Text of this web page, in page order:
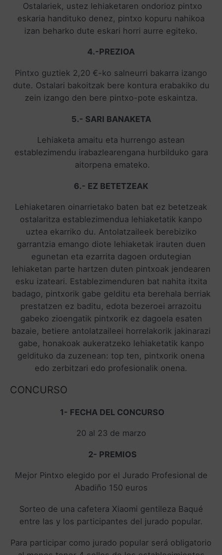
Ostalariek, ustez lehiaketaren ondorioz pintxo
eskaria handituko denez, pintxo kopuru nahikoa
izan beharko dute eskari horri aurre egiteko.
4.-PREZIOA
Pintxo guztiek 2,20 €-ko salneurri bakarra izango
dute. Ostalari bakoitzak bere kontura erabakiko du
zein izango den bere pintxo-pote eskaintza.
5.- SARI BANAKETA
Lehiaketa amaitu eta hurrengo astean
establezimendu irabazlearengana hurbilduko gara
aitorpena emateko.
6.- EZ BETETZEAK
Lehiaketaren oinarrietako baten bat ez betetzeak
ostalaritza establezimendua lehiaketatik kanpo
uztea ekarriko du. Antolatzaileek berebiziko
garrantzia emango diote lehiaketak irauten duen
egunetan eta ezarrita dagoen ordutegian
lehiaketan parte hartzen duten pintxoak jendearen
esku izateari. Establezimenduren bat nahita itxita
badago, pintxorik gabe gelditu eta berehala berriak
prestatzen ez baditu, edota bezeroei arrazoitu
gabeko zioengatik pintxorik ez dagoela esaten
bazaie, betiere antolatzaileei horrelakorik jakinarazi
gabe, honakoak aukeratzeko lehiaketatik kanpo
geldituko da zuzenean: top ten, pintxorik onena
edo zerbitzari edo profesionalik onena.
CONCURSO
1- FECHA DEL CONCURSO
20 al 23 de marzo
2- PREMIOS
Mejor Pintxo elegido por el Jurado Profesional de
Abadiño 150 euros
Sorteo de una cafetera Xiaomi gentileza Baqué
entre las y los participantes del jurado popular.
Para participar como jurado popular será obligatorio